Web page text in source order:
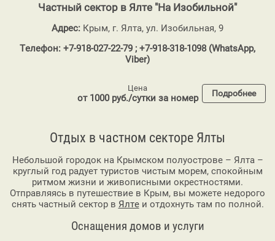
Частный сектор в Ялте "На Изобильной"
Адрес: Крым, г. Ялта, ул. Изобильная, 9
Телефон: +7-918-027-22-79 ; +7-918-318-1098 (WhatsApp,
Viber)
Цена
от 1000 руб./сутки за номер Подробнее
Отдых в частном секторе Ялты
Небольшой городок на Крымском полуострове – Ялта –
круглый год радует туристов чистым морем, спокойным
ритмом жизни и живописными окрестностями.
Отправляясь в путешествие в Крым, вы можете недорого
снять частный сектор в Ялтеи отдохнуть там по полной.
Оснащения домов и услуги